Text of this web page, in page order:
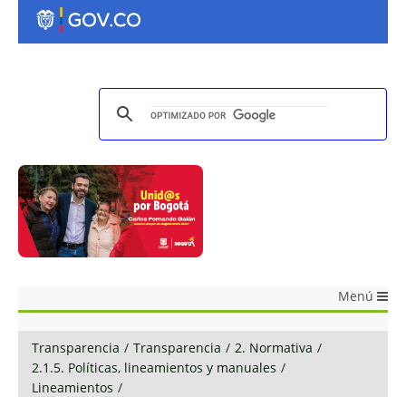
Menú
Transparencia / Transparencia / 2. Normativa /
2.1.5. Políticas, lineamientos y manuales /
Lineamientos /